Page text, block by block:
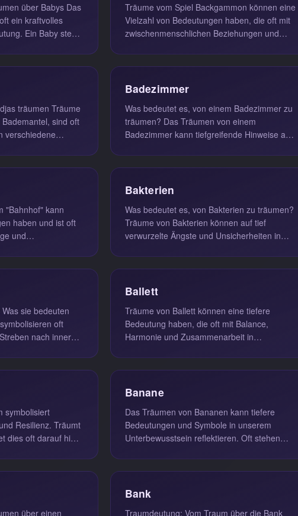
über Babys Das
ein kraftvolles
Ein Baby steht
Träume vom Spiel Backgammon können eine
Vielzahl von Bedeutungen haben, die oft mit
zwischenmenschlichen Beziehungen und
Träume
sind oft
verschiedene
Badezimmer
Was bedeutet es, von einem Badezimmer zu
träumen? Das Träumen von einem
Badezimmer kann tiefgreifende Hinweise auf
"Bahnhof" kann
haben und ist oft
und
Bakterien
Was bedeutet es, von Bakterien zu träumen?
Träume von Bakterien können auf tief
verwurzelte Ängste und Unsicherheiten in
sie bedeuten
oft
nach innerem
Ballett
Träume von Ballett können eine tiefere
Bedeutung haben, die oft mit Balance,
Harmonie und Zusammenarbeit in
symbolisiert
Resilienz. Träumt
dies oft darauf hin,
Banane
Das Träumen von Bananen kann tiefere
Bedeutungen und Symbole in unserem
Unterbewusstsein reflektieren. Oft stehen
über einen
Bank
Traumdeutung: Vom Traum über die Bank